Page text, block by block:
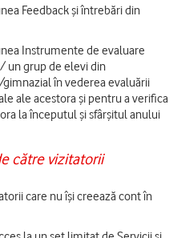
Feedback și întrebări din
Instrumente de evaluare
un grup de elevi din
în vederea evaluării
ale acestora și pentru a verifica
la începutul și sfârșitul anului
către vizitatorii
care nu își creează cont în